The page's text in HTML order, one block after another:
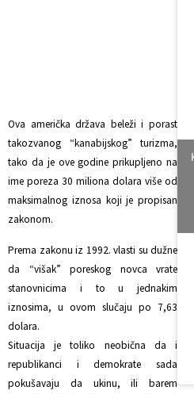
Ova američka država beleži i porast
takozvanog “kanabijskog” turizma,
tako da je ove godine prikupljeno na
ime poreza 30 miliona dolara više od
maksimalnog iznosa koji je propisan
zakonom.
Prema zakonu iz 1992. vlasti su dužne
da “višak” poreskog novca vrate
stanovnicima i to u jednakim
iznosima, u ovom slučaju po 7,63
dolara.
Situacija je toliko neobična da i
republikanci i demokrate sada
pokušavaju da ukinu, ili barem